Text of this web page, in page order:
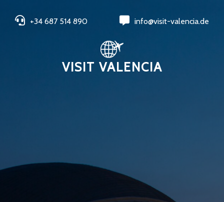
+34 687 514 890 info@visit-valencia.de
VISIT VALENCIA